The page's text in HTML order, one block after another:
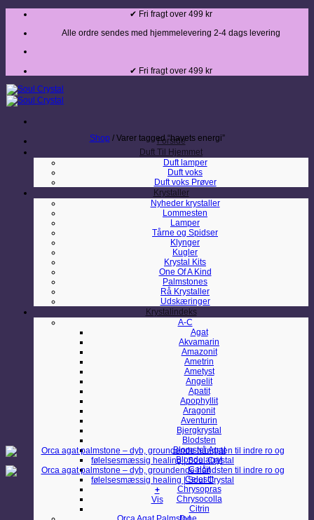
Fortsæt
indhold
✔ Fri fragt over 499 kr
Alle ordre sendes med hjemmelevering 2-4 dags levering
✔ Fri fragt over 499 kr
Forside
Duft Til Hjemmet
Duft lamper
Duft voks
Duft voks Prøver
Krystaller
Nyheder krystaller
Lommesten
Lamper
Tårne og Spidser
Klynger
Kugler
Krystal Kits
One Of A Kind
Palmstones
Rå Krystaller
Udskæringer
Krystalindeks
A-C
Agat
Akvamarin
Amazonit
Ametrin
Ametyst
Angelit
Apatit
Apophyllit
Aragonit
Aventurin
Bjergkrystal
Blodsten
Blomster Agat
Blonde agat
Calcit
Celestit
Chrysopras
Chrysocolla
Citrin
Shop /Varer tagged “havets energi”
+
Dette
Vis